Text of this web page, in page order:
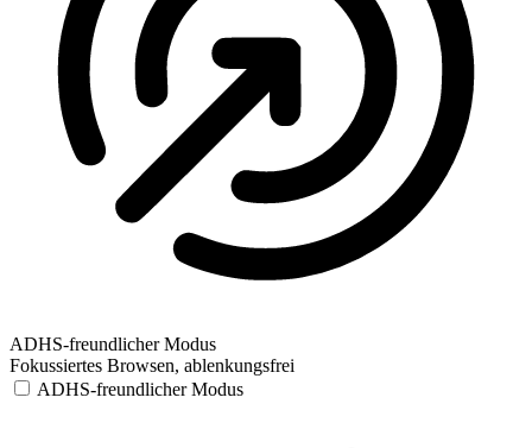
ADHS-freundlicher Modus
Fokussiertes Browsen, ablenkungsfrei
ADHS-freundlicher Modus